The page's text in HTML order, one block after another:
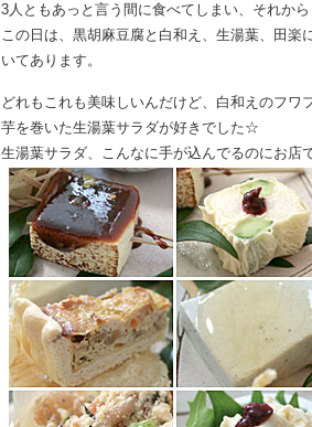
3人ともあっと言う間に食べてしまい、それか
この日は、黒胡麻豆腐と白和え、生湯葉、田
いてあります。
どれもこれも美味しいんだけど、白和えのフ
芋を巻いた生湯葉サラダが好きでした☆
生湯葉サラダ、こんなに手が込んでるのにお店